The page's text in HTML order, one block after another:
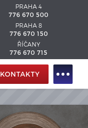
PRAHA 4
776 670 500
PRAHA 8
776 670 150
ŘÍČANY
776 670 715
KONTAKTY